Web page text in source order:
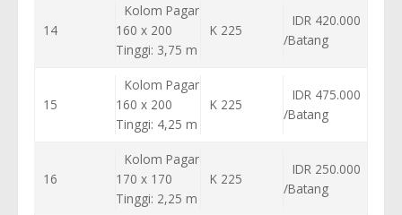
14
Kolom Pagar
160 x 200
Tinggi: 3,75 m
K 225
IDR 420.000
/Batang
15
Kolom Pagar
160 x 200
Tinggi: 4,25 m
K 225
IDR 475.000
/Batang
16
Kolom Pagar
170 x 170
Tinggi: 2,25 m
K 225
IDR 250.000
/Batang